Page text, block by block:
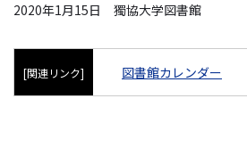
2020年1月15日 獨協大学図書館
[関連リンク] 図書館カレンダー